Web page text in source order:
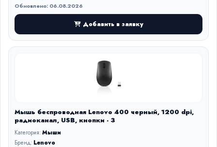
Обновлено: 06.08.2026
Добавить в заявку
Мышь беспроводная Lenovo 400 черный, 1200 dpi,
радиоканал, USB, кнопки - 3
Категория:Мыши
Бренд: Lenovo